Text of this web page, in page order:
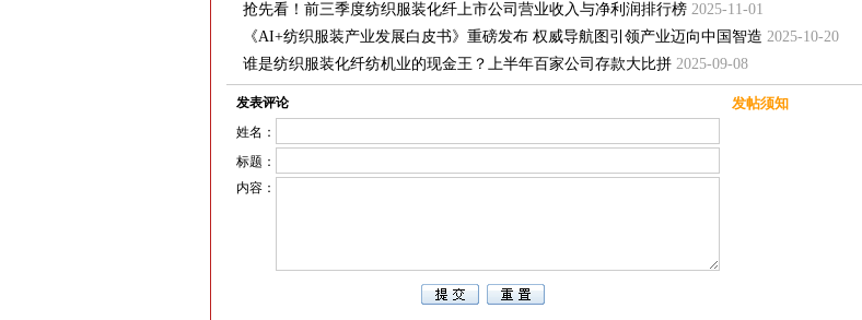
抢先看！前三季度纺织服装化纤上市公司营业收入与净利润排行榜 2025-11-01
《AI+纺织服装产业发展白皮书》重磅发布 权威导航图引领产业迈向中国智造 2025-10-20
谁是纺织服装化纤纺机业的现金王？上半年百家公司存款大比拼 2025-09-08
发表评论
姓名：
标题：
内容：
发帖须知